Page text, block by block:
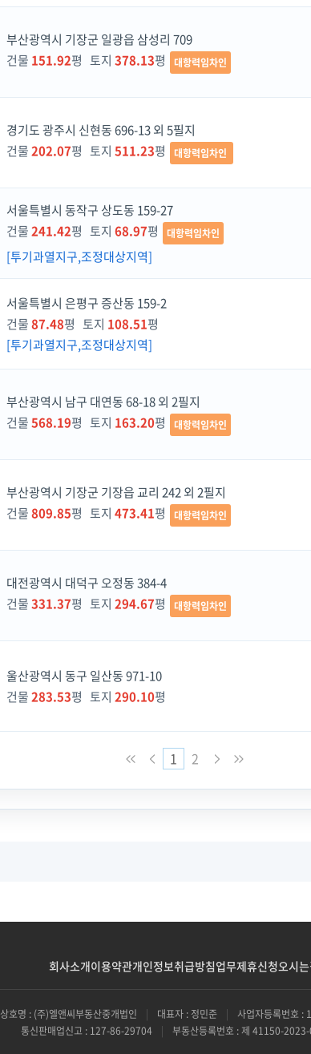
부산광역시 기장군 일광읍 삼성리 709
건물 151.92평 토지 378.13평 대항력임차인
경기도 광주시 신현동 696-13 외 5필지
건물202.07평 토지 511.23평 대항력임차인
서울특별시 동작구 상도동 159-27
건물241.42평 토지 68.97평 대항력임차인
[투기과열지구,조정대상지역]
서울특별시 은평구 증산동 159-2
건물87.48평 토지 108.51평
[투기과열지구,조정대상지역]
부산광역시 남구 대연동 68-18 외 2필지
건물568.19평 토지 163.20평 대항력임차인
부산광역시 기장군 기장읍 교리 242 외 2필지
건물809.85평 토지 473.41평 대항력임차인
대전광역시 대덕구 오정동 384-4
건물331.37평 토지 294.67평 대항력임차인
울산광역시 동구 일산동 971-10
건물283.53평 토지 290.10평
1 2
회사소개이용약관개인정보취급방침업무제휴신청오시는
상호명 : (주)엘앤씨부동산중개법인 | 대표자 : 정민준 |
사업자등록번호
통신판매업신고 : 127-86-29704
| 부동산등록번호 : 제 41150-